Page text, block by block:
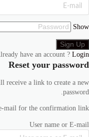
Show
have an account ? Login
Reset your password
receive a link to create a new
password.
mail for the confirmation link.
User name or E-mail